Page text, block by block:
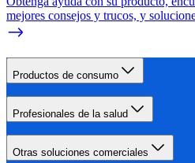
mejores consejos y trucos, y
Productos de consumo
Profesionales de la salud
Otras soluciones comerciales